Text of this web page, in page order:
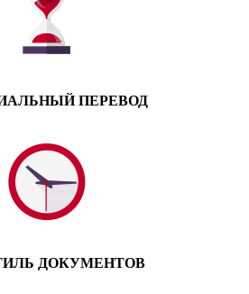
ПЕРЕВОД
ДОКУМЕНТОВ